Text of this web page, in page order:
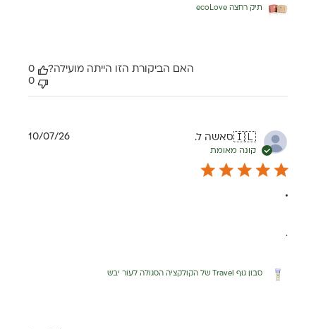
תיק רחצה ecoLove
האם הביקורת הזו הייתה מועילה?
0
0
🇮🇱סאשה ל.
קונה מאומת
.
.
סבון גוף Travel של הקולקציה הסגולה לעור יבש
תאריך10/07/26